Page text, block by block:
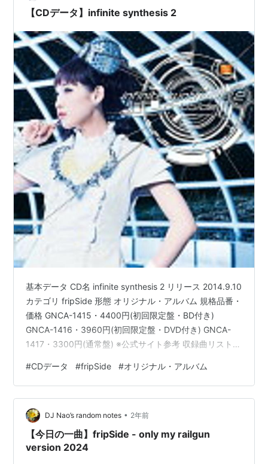
【CDデータ】infinite synthesis 2
基本データ CD名 infinite synthesis 2 リリース 2014.9.10
カテゴリ fripSide 形態 オリジナル・アルバム 規格品番・
価格 GNCA-1415・4400円(初回限定盤・BD付き)
GNCA-1416・3960円(初回限定盤・DVD付き) GNCA-
1417・3300円(通常盤) ※公式サイト参考 収録曲リスト
2.infinite synthesis 3.fermata ～Akkord:fortissimo～
(『Kadenz fermata//Akkord:fortissimo』テー…
#CDデータ #fripSide #オリジナル・アルバム
DJ Nao’s random notes • 2年前
【今日の一曲】fripSide - only my railgun
version 2024